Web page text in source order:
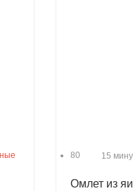
80 15
Омлет из